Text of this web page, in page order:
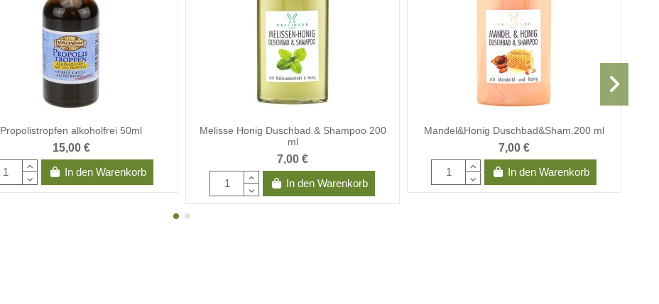
Propolistropfen alkoholfrei 50ml
15,00 €
In den Warenkorb
Melisse Honig Duschbad & Shampoo 200
ml
7,00 €
In den Warenkorb
Mandel&Honig Duschbad&Sham.200 ml
7,00 €
In den Warenkorb